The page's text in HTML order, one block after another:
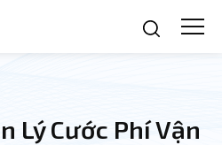
Lý Cước Phí Vận